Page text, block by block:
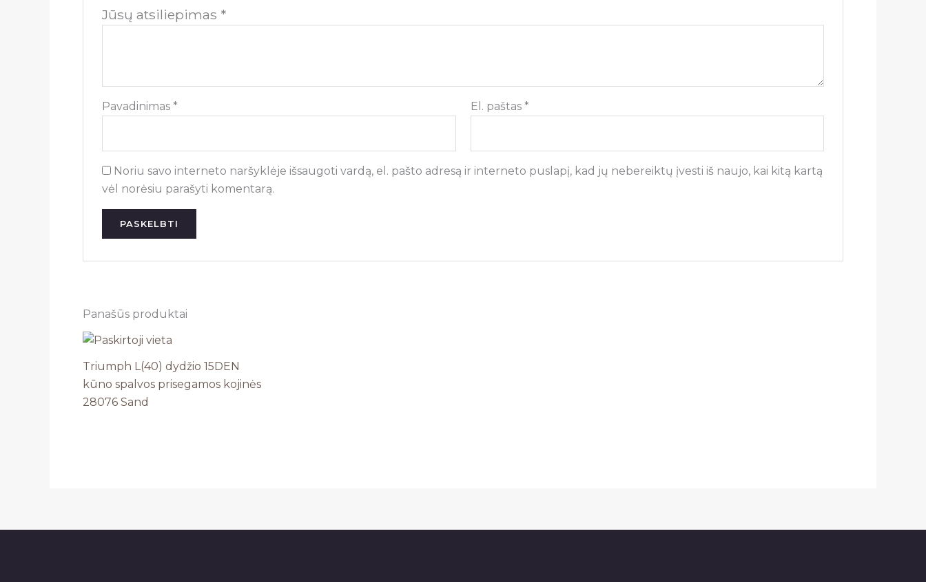
Jūsų atsiliepimas *
Pavadinimas * El. paštas *
Noriu savo interneto naršyklėje išsaugoti vardą, el. pašto adresą ir interneto puslapį, kad jų nebereiktų įvesti iš naujo, kai kitą kartą
vėl norėsiu parašyti komentarą.
Panašūs produktai
Triumph L(40) dydžio 15DEN
kūno spalvos prisegamos kojinės
28076 Sand